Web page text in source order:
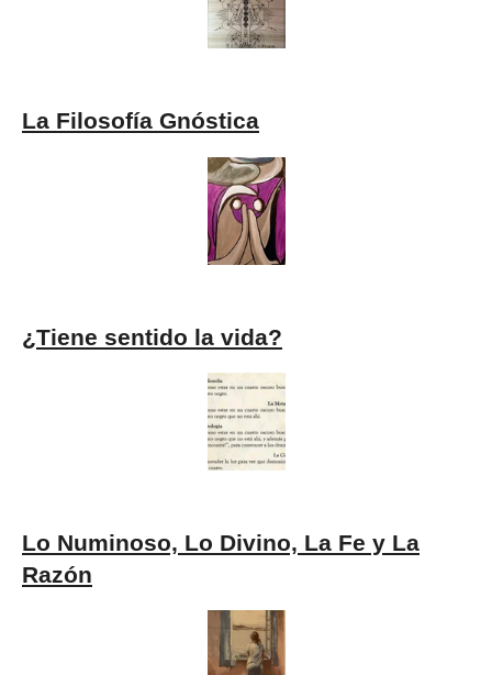
La Filosofía Gnóstica
¿Tiene sentido la vida?
Lo Numinoso, Lo Divino, La Fe y La
Razón